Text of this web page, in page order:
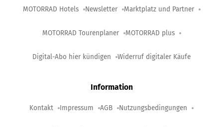
MOTORRAD Hotels Newsletter Marktplatz und Partner
MOTORRAD Tourenplaner MOTORRAD plus
Digital-Abo hier kündigen Widerruf digitaler Käufe
Information
Kontakt Impressum AGB Nutzungsbedingungen